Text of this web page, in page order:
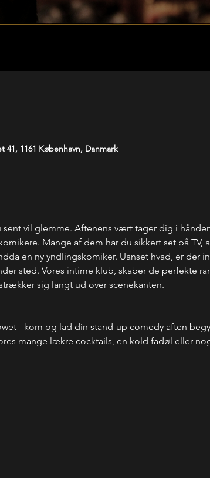
41, 1161 København, Danmark
sent vil glemme. Aftenens vært tager dig i
Mange af dem har du sikkert set på TV,
en ny yndlingskomiker. Uanset hvad, er der
sted. Vores intime klub, skaber de perfekte
sig langt ud over scenekanten.
- kom og lad din stand-up comedy aften
mange lækre cocktails, en kold fadøl eller